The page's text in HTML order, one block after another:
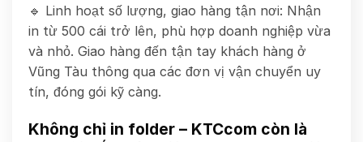
🔹 Linh hoạt số lượng, giao hàng tận nơi: Nhận
in từ 500 cái trở lên, phù hợp doanh nghiệp vừa
và nhỏ. Giao hàng đến tận tay khách hàng ở
Vũng Tàu thông qua các đơn vị vận chuyển uy
tín, đóng gói kỹ càng.
Không chỉ in folder – KTCcom còn là